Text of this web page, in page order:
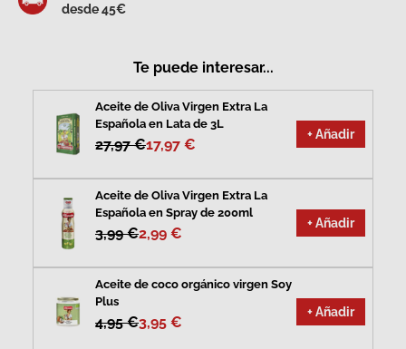
desde 45€
Te puede interesar...
Aceite de Oliva Virgen Extra La
Española en Lata de 3L
27,97 €17,97 €
+ Añadir
Aceite de Oliva Virgen Extra La
Española en Spray de 200ml
3,99 €2,99 €
+ Añadir
Aceite de coco orgánico virgen Soy
Plus
4,95 €3,95 €
+ Añadir